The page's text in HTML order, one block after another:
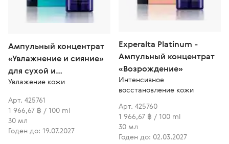
Ампульный концентрат
«Увлажнение и сияние»
для сухой и
обезвоженной кожи
Увлажение кожи
Арт. 425761
1 966,67 ฿ / 100 ml
30 мл
Годен до: 19.07.2027
Experalta Platinum -
Ампульный концентрат
«Возрождение»
Интенсивное
восстановление кожи
Арт. 425760
1 966,67 ฿ / 100 ml
30 мл
Годен до: 02.03.2027